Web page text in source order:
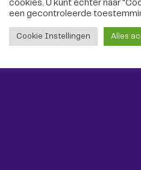
via social media!
cookies. U kunt echter naar
een ​​gecontroleerde
Cookie Instellingen Alles